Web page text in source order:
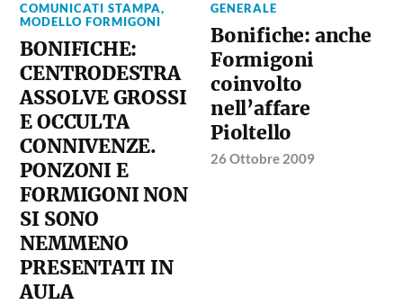
COMUNICATI STAMPA,
MODELLO FORMIGONI
BONIFICHE:
CENTRODESTRA
ASSOLVE GROSSI
E OCCULTA
CONNIVENZE.
PONZONI E
FORMIGONI NON
SI SONO
NEMMENO
PRESENTATI IN
AULA
GENERALE
Bonifiche: anche
Formigoni
coinvolto
nell’affare
Pioltello
26 Ottobre 2009